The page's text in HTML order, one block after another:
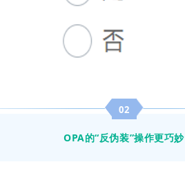
02
OPA的“反伪装”操作更巧妙